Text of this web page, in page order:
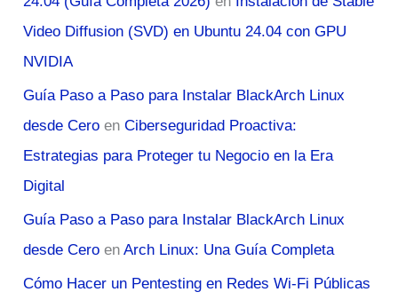
Video Diffusion (SVD) en Ubuntu 24.04 con GPU
NVIDIA
Guía Paso a Paso para Instalar BlackArch Linux
desde Cero enCiberseguridad Proactiva:
Estrategias para Proteger tu Negocio en la Era
Digital
Guía Paso a Paso para Instalar BlackArch Linux
desde Cero enArch Linux: Una Guía Completa
Cómo Hacer un Pentesting en Redes Wi-Fi Públicas